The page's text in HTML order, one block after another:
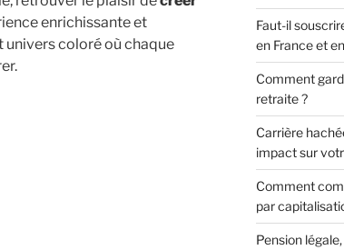
enrichissante et
univers coloré où chaque
Faut-il
en France et
Comment
retraite ?
Carrière
impact sur
Comment
par
Pension